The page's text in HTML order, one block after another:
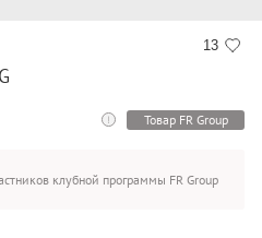
13
Товар FR Group
клубной программы FR Group